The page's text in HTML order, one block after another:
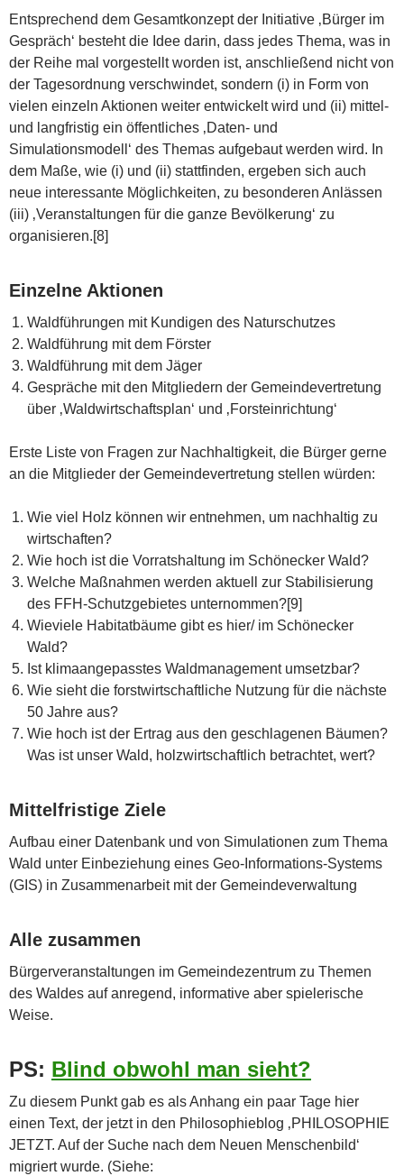
Entsprechend dem Gesamtkonzept der Initiative ‚Bürger im
Gespräch‘ besteht die Idee darin, dass jedes Thema, was in
der Reihe mal vorgestellt worden ist, anschließend nicht von
der Tagesordnung verschwindet, sondern (i) in Form von
vielen einzeln Aktionen weiter entwickelt wird und (ii) mittel-
und langfristig ein öffentliches ‚Daten- und
Simulationsmodell‘ des Themas aufgebaut werden wird. In
dem Maße, wie (i) und (ii) stattfinden, ergeben sich auch
neue interessante Möglichkeiten, zu besonderen Anlässen
(iii) ‚Veranstaltungen für die ganze Bevölkerung‘ zu
organisieren.[8]
Einzelne Aktionen
Waldführungen mit Kundigen des Naturschutzes
Waldführung mit dem Förster
Waldführung mit dem Jäger
Gespräche mit den Mitgliedern der Gemeindevertretung
über ‚Waldwirtschaftsplan‘ und ‚Forsteinrichtung‘
Erste Liste von Fragen zur Nachhaltigkeit, die Bürger gerne
an die Mitglieder der Gemeindevertretung stellen würden:
Wie viel Holz können wir entnehmen, um nachhaltig zu
wirtschaften?
Wie hoch ist die Vorratshaltung im Schönecker Wald?
Welche Maßnahmen werden aktuell zur Stabilisierung
des FFH-Schutzgebietes unternommen?[9]
Wieviele Habitatbäume gibt es hier/ im Schönecker
Wald?
Ist klimaangepasstes Waldmanagement umsetzbar?
Wie sieht die forstwirtschaftliche Nutzung für die nächste
50 Jahre aus?
Wie hoch ist der Ertrag aus den geschlagenen Bäumen?
Was ist unser Wald, holzwirtschaftlich betrachtet, wert?
Mittelfristige Ziele
Aufbau einer Datenbank und von Simulationen zum Thema
Wald unter Einbeziehung eines Geo-Informations-Systems
(GIS) in Zusammenarbeit mit der Gemeindeverwaltung
Alle zusammen
Bürgerveranstaltungen im Gemeindezentrum zu Themen
des Waldes auf anregend, informative aber spielerische
Weise.
PS: Blind obwohl man sieht?
Zu diesem Punkt gab es als Anhang ein paar Tage hier
einen Text, der jetzt in den Philosophieblog ‚PHILOSOPHIE
JETZT. Auf der Suche nach dem Neuen Menschenbild‘
migriert wurde. (Siehe: